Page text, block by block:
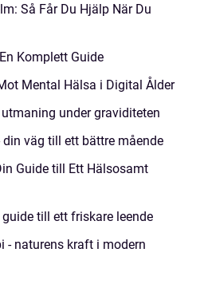
Så Får Du Hjälp När Du
Komplett Guide
Mental Hälsa i Digital Ålder
under graviditeten
väg till ett bättre mående
Guide till Ett Hälsosamt
till ett friskare leende
- naturens kraft i modern